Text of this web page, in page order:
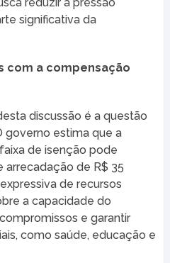
significativa da
com a compensação
discussão é a questão
governo estima que a
de isenção pode
arrecadação de R$ 35
de recursos
a capacidade do
e garantir
como saúde, educação e